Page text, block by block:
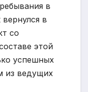
в
в
со
этой
успешных
из ведущих